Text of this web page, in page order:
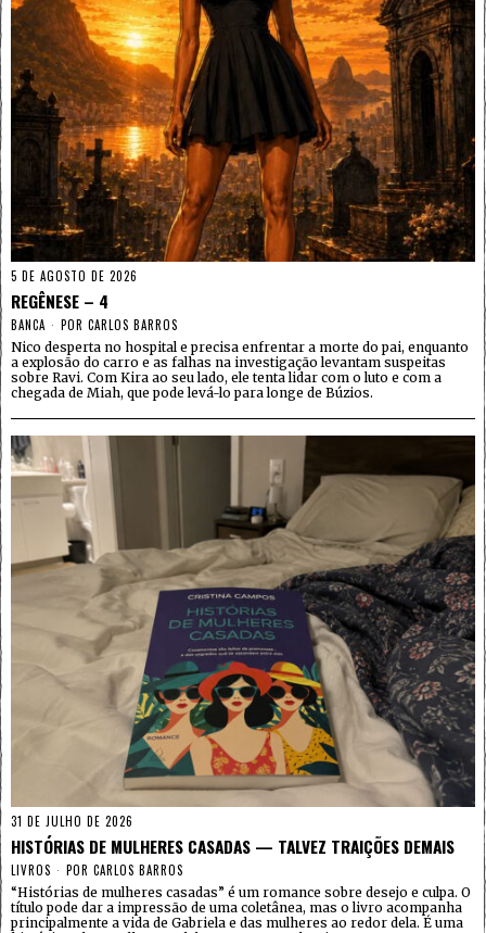
5 DE AGOSTO DE 2026
REGÊNESE – 4
BANCA POR CARLOS BARROS
Nico desperta no hospital e precisa enfrentar a morte do pai, enquanto
a explosão do carro e as falhas na investigação levantam suspeitas
sobre Ravi. Com Kira ao seu lado, ele tenta lidar com o luto e com a
chegada de Miah, que pode levá-lo para longe de Búzios.
31 DE JULHO DE 2026
HISTÓRIAS DE MULHERES CASADAS — TALVEZ TRAIÇÕES DEMAIS
LIVROS POR CARLOS BARROS
“Histórias de mulheres casadas” é um romance sobre desejo e culpa. O
título pode dar a impressão de uma coletânea, mas o livro acompanha
principalmente a vida de Gabriela e das mulheres ao redor dela. É uma